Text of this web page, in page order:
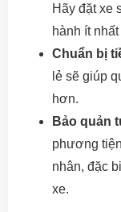
Hãy đặt xe
hành ít
Chuẩn bị
lẻ sẽ giúp
hơn.
Bảo quản
phương
nhân, đặc
xe.